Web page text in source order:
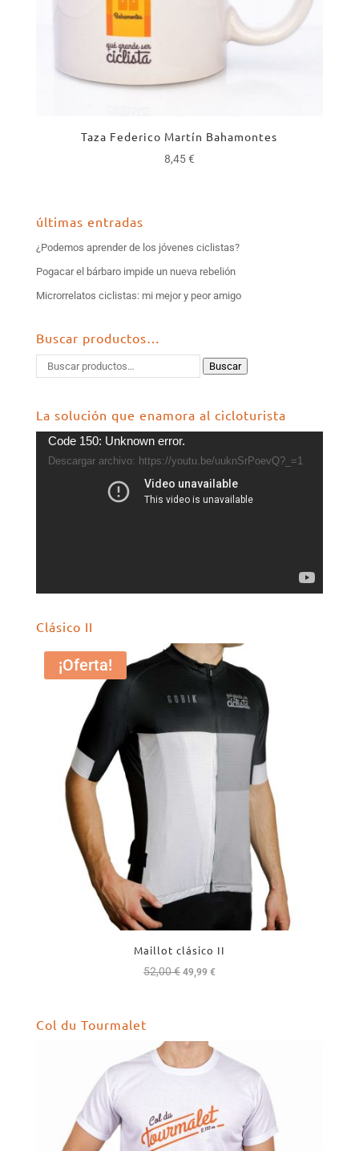
Taza Federico Martín Bahamontes
8,45€
últimas entradas
¿Podemos aprender de los jóvenes ciclistas?
Pogacar el bárbaro impide un nueva rebelión
Microrrelatos ciclistas: mi mejor y peor amigo
Buscar productos…
Buscar
La solución que enamora al cicloturista
Reproductor
Code 150: Unknown error.
Descargar archivo: https://youtu.be/uuknSrPoevQ?_=1
Clásico II
¡Oferta!
Maillot clásico II
52,00€ El
52,00 €.
49,99 €El
Col du Tourmalet